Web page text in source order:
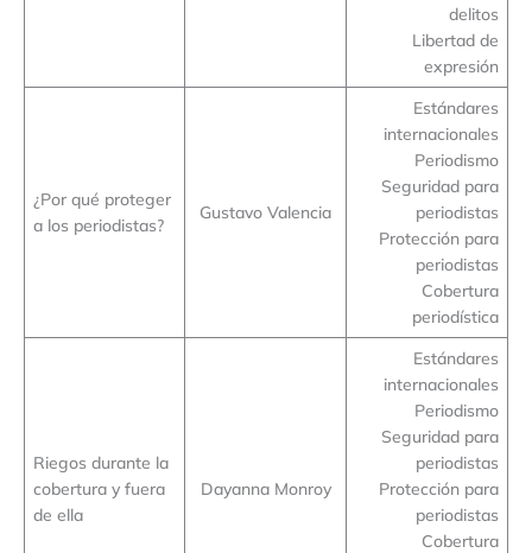
delitos
Libertad de
expresión
¿Por qué proteger
a los periodistas?
Gustavo Valencia
Estándares
internacionales
Periodismo
Seguridad para
periodistas
Protección para
periodistas
Cobertura
periodística
Riegos durante la
cobertura y fuera
de ella
Dayanna Monroy
Estándares
internacionales
Periodismo
Seguridad para
periodistas
Protección para
periodistas
Cobertura